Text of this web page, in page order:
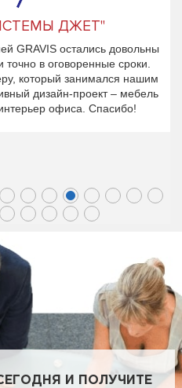
ДЖЕТ"
GRAVIS остались довольны
в оговоренные сроки.
который занимался нашим
дизайн-проект – мебель
офиса. Спасибо!
И ПОЛУЧИТЕ